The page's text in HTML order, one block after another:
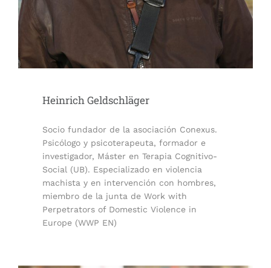
Heinrich Geldschläger
Socio fundador de la asociación Conexus.
Psicólogo y psicoterapeuta, formador e
investigador, Máster en Terapia Cognitivo-
Social (UB). Especializado en violencia
machista y en intervención con hombres,
miembro de la junta de Work with
Perpetrators of Domestic Violence in
Europe (WWP EN)